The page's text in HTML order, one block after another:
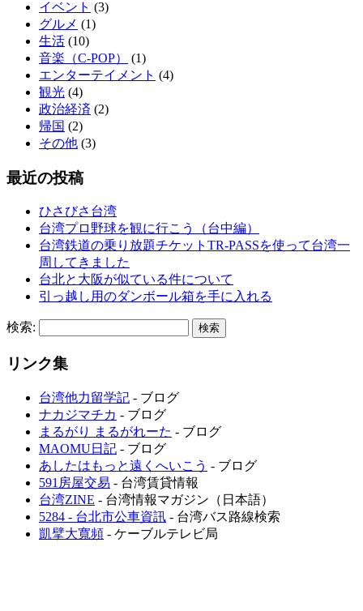
イベント (3)
グルメ (1)
生活 (10)
音楽（C-POP）
(1)
エンターテイメント (4)
観光 (4)
政治経済 (2)
帰国 (2)
その他 (3)
最近の投稿
ひさびさ台湾
台湾プロ野球を観に行こう（台中編）
台湾鉄道の乗り放題チケットTR-PASSを使って台湾一
周してきました
台北と大阪が似ている件について
引っ越し用のダンボール箱を手に入れる
検索:
リンク集
台湾他力留学記 - ブログ
ナカジマチカ - ブログ
まるがり まるがれーた - ブログ
MAOMU日記 - ブログ
あしたはもっと遠くへいこう - ブログ
591房屋交易 - 台湾賃貸情報
台湾ZINE - 台湾情報マガジン（日本語）
5284 - 台北市公車資訊 - 台湾バス路線検索
凱擘大寬頻 - ケーブルテレビ局